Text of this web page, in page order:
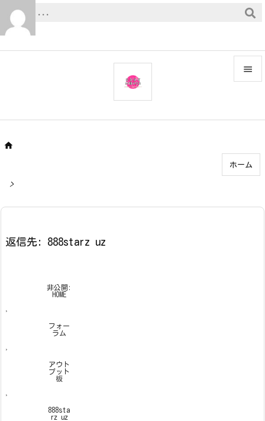



前へ

ホーム
>
返信先: 888starz uz
非公開:
HOME
›
フォー
ラム
›
アウト
プット
板
›
888sta
rz uz